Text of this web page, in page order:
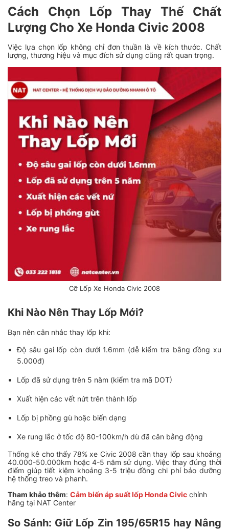
Cách Chọn Lốp Thay Thế Chất
Lượng Cho Xe Honda Civic 2008
Việc lựa chọn lốp không chỉ đơn thuần là về kích thước. Chất
lượng, thương hiệu và mục đích sử dụng cũng rất quan trọng.
Cỡ Lốp Xe Honda Civic 2008
Khi Nào Nên Thay Lốp Mới?
Bạn nên cân nhắc thay lốp khi:
Độ sâu gai lốp còn dưới 1.6mm (dễ kiểm tra bằng đồng xu
5.000đ)
Lốp đã sử dụng trên 5 năm (kiểm tra mã DOT)
Xuất hiện các vết nứt trên thành lốp
Lốp bị phồng gù hoặc biến dạng
Xe rung lắc ở tốc độ 80-100km/h dù đã cân bằng động
Thống kê cho thấy 78% xe Civic 2008 cần thay lốp sau khoảng
40.000-50.000km hoặc 4-5 năm sử dụng. Việc thay đúng thời
điểm giúp tiết kiệm khoảng 3-5 triệu đồng chi phí bảo dưỡng
hệ thống treo và phanh.
Tham khảo thêm: Cảm biến áp suất lốp Honda Civic chính
hãng tại NAT Center
So Sánh: Giữ Lốp Zin 195/65R15 hay Nâng